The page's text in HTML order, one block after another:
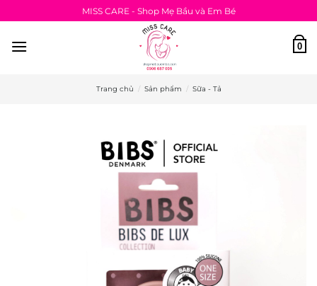
qua
nội
MISS CARE - Shop Mẹ Bầu và Em Bé
0
Trang chủ / Sản phẩm / Sữa - Tả